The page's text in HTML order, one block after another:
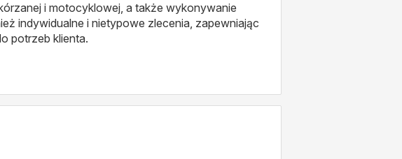
i motocyklowej, a także wykonywanie
indywidualne i nietypowe zlecenia, zapewniając
potrzeb klienta.